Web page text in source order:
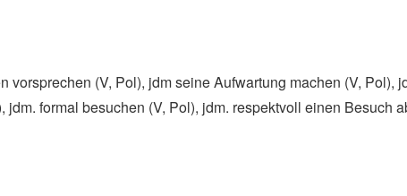
vorsprechen (V, Pol)​, jdm seine Aufwartung machen (V, Pol)​,
jdm. formal besuchen (V, Pol)​, jdm. respektvoll einen Besuch